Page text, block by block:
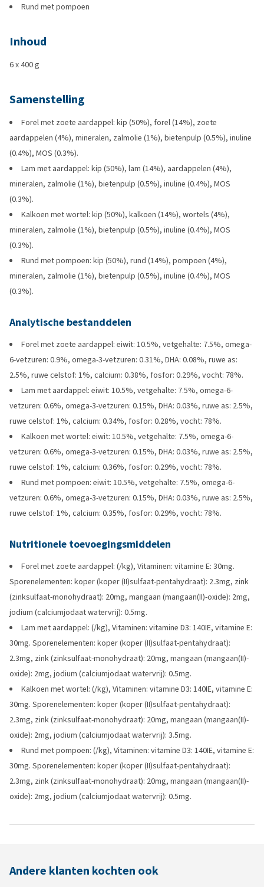
Rund met pompoen
Inhoud
6 x 400 g
Samenstelling
Forel met zoete aardappel: kip (50%), forel (14%), zoete
aardappelen (4%), mineralen, zalmolie (1%), bietenpulp (0.5%), inuline
(0.4%), MOS (0.3%).
Lam met aardappel: kip (50%), lam (14%), aardappelen (4%),
mineralen, zalmolie (1%), bietenpulp (0.5%), inuline (0.4%), MOS
(0.3%).
Kalkoen met wortel: kip (50%), kalkoen (14%), wortels (4%),
mineralen, zalmolie (1%), bietenpulp (0.5%), inuline (0.4%), MOS
(0.3%).
Rund met pompoen: kip (50%), rund (14%), pompoen (4%),
mineralen, zalmolie (1%), bietenpulp (0.5%), inuline (0.4%), MOS
(0.3%).
Analytische bestanddelen
Forel met zoete aardappel: eiwit: 10.5%, vetgehalte: 7.5%, omega-
6-vetzuren: 0.9%, omega-3-vetzuren: 0.31%, DHA: 0.08%, ruwe as:
2.5%, ruwe celstof: 1%, calcium: 0.38%, fosfor: 0.29%, vocht: 78%.
Lam met aardappel: eiwit: 10.5%, vetgehalte: 7.5%, omega-6-
vetzuren: 0.6%, omega-3-vetzuren: 0.15%, DHA: 0.03%, ruwe as: 2.5%,
ruwe celstof: 1%, calcium: 0.34%, fosfor: 0.28%, vocht: 78%.
Kalkoen met wortel: eiwit: 10.5%, vetgehalte: 7.5%, omega-6-
vetzuren: 0.6%, omega-3-vetzuren: 0.15%, DHA: 0.03%, ruwe as: 2.5%,
ruwe celstof: 1%, calcium: 0.36%, fosfor: 0.29%, vocht: 78%.
Rund met pompoen: eiwit: 10.5%, vetgehalte: 7.5%, omega-6-
vetzuren: 0.6%, omega-3-vetzuren: 0.15%, DHA: 0.03%, ruwe as: 2.5%,
ruwe celstof: 1%, calcium: 0.35%, fosfor: 0.29%, vocht: 78%.
Nutritionele toevoegingsmiddelen
Forel met zoete aardappel: (/kg), Vitaminen: vitamine E: 30mg.
Sporenelementen: koper (koper (II)sulfaat-pentahydraat): 2.3mg, zink
(zinksulfaat-monohydraat): 20mg, mangaan (mangaan(II)-oxide): 2mg,
jodium (calciumjodaat watervrij): 0.5mg.
Lam met aardappel: (/kg), Vitaminen: vitamine D3: 140IE, vitamine E:
30mg. Sporenelementen: koper (koper (II)sulfaat-pentahydraat):
2.3mg, zink (zinksulfaat-monohydraat): 20mg, mangaan (mangaan(II)-
oxide): 2mg, jodium (calciumjodaat watervrij): 0.5mg.
Kalkoen met wortel: (/kg), Vitaminen: vitamine D3: 140IE, vitamine E:
30mg. Sporenelementen: koper (koper (II)sulfaat-pentahydraat):
2.3mg, zink (zinksulfaat-monohydraat): 20mg, mangaan (mangaan(II)-
oxide): 2mg, jodium (calciumjodaat watervrij): 3.5mg.
Rund met pompoen: (/kg), Vitaminen: vitamine D3: 140IE, vitamine E:
30mg. Sporenelementen: koper (koper (II)sulfaat-pentahydraat):
2.3mg, zink (zinksulfaat-monohydraat): 20mg, mangaan (mangaan(II)-
oxide): 2mg, jodium (calciumjodaat watervrij): 0.5mg.
Andere klanten kochten ook